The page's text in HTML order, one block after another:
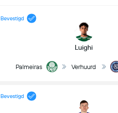
Bevestigd
Luighi
Palmeiras Verhuurd
Bevestigd